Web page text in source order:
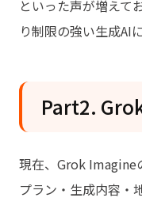
といった声が増えて
り制限の強い生成AI
Part2.
現在、Grok Imagine
プラン・生成内容・